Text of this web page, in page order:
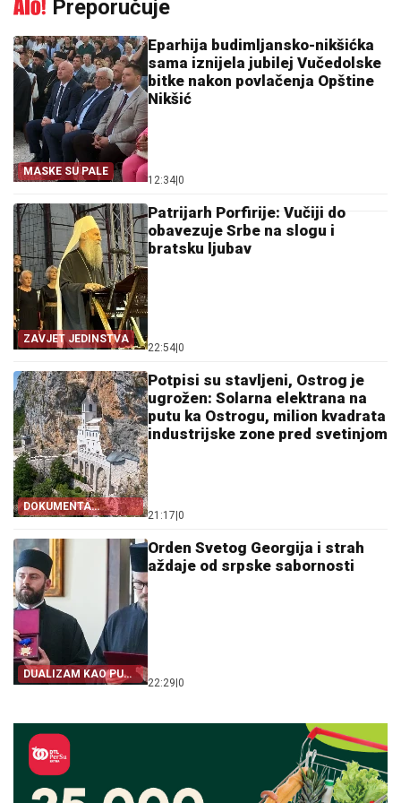
Preporučuje
MASKE SU PALE
Eparhija budimljansko-nikšićka
sama iznijela jubilej Vučedolske
bitke nakon povlačenja Opštine
Nikšić
12:34 0
ZAVJET JEDINSTVA
Patrijarh Porfirije: Vučiji do
obavezuje Srbe na slogu i
bratsku ljubav
22:54 0
DOKUMENTA
OTKRIVAJU
Potpisi su stavljeni, Ostrog je
ugrožen: Solarna elektrana na
putu ka Ostrogu, milion kvadrata
industrijske zone pred svetinjom
21:17 0
DUALIZAM KAO PUT
IZ SRPSTVA
Orden Svetog Georgija i strah
aždaje od srpske sabornosti
22:29 0